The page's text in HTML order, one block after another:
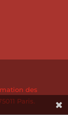
des
Paris.